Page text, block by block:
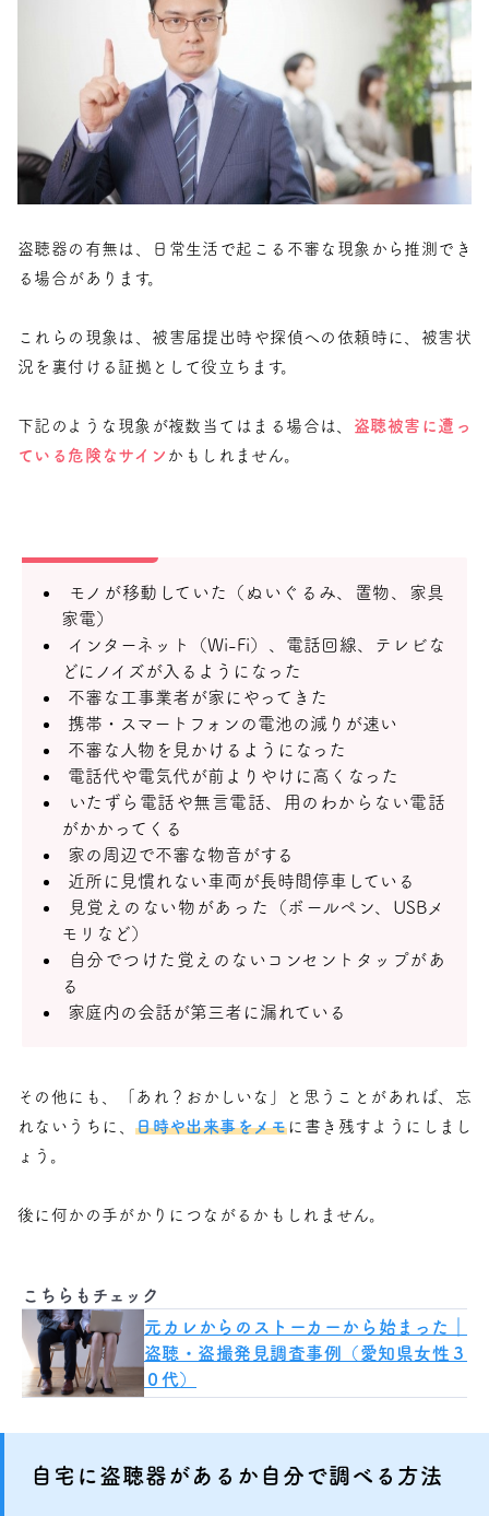
盗聴器の有無は、日常生活で起こる不審な現象から推測でき
る場合があります。
これらの現象は、被害届提出時や探偵への依頼時に、被害状
況を裏付ける証拠として役立ちます。
下記のような現象が複数当てはまる場合は、 盗聴被害に遭っ
ている危険なサイン かもしれません。
モノが移動していた（ぬいぐるみ、置物、家具
家電）
インターネット（Wi-Fi）、電話回線、テレビな
どにノイズが入るようになった
不審な工事業者が家にやってきた
携帯・スマートフォンの電池の減りが速い
不審な人物を見かけるようになった
電話代や電気代が前よりやけに高くなった
いたずら電話や無言電話、用のわからない電話
がかかってくる
家の周辺で不審な物音がする
近所に見慣れない車両が長時間停車している
見覚えのない物があった（ボールペン、USBメ
モリなど）
自分でつけた覚えのないコンセントタップがあ
る
家庭内の会話が第三者に漏れている
その他にも、「あれ？おかしいな」と思うことがあれば、忘
れないうちに、日時や出来事をメモに書き残すようにしまし
ょう。
後に何かの手がかりにつながるかもしれません。
こちらもチェック
元カレからのストーカーから始まった｜
盗聴・盗撮発見調査事例（愛知県女性３
０代）
自宅に盗聴器があるか自分で調べる方法